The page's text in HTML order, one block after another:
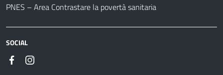
PNES – Area Contrastare la povertà sanitaria
SOCIAL